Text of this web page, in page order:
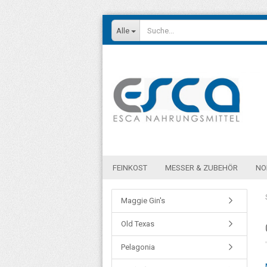
Alle
FEINKOST MESSER & ZUBEHÖR
Maggie Gin's
Old Texas
Pelagonia